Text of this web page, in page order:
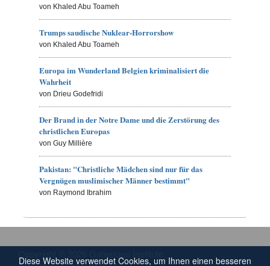
von Khaled Abu Toameh
Trumps saudische Nuklear-Horrorshow
von Khaled Abu Toameh
Europa im Wunderland Belgien kriminalisiert die
Wahrheit
von Drieu Godefridi
Der Brand in der Notre Dame und die Zerstörung des
christlichen Europas
von Guy Millière
Pakistan: "Christliche Mädchen sind nur für das
Vergnügen muslimischer Männer bestimmt"
von Raymond Ibrahim
Diese Website verwendet Cookies, um Ihnen einen besseren